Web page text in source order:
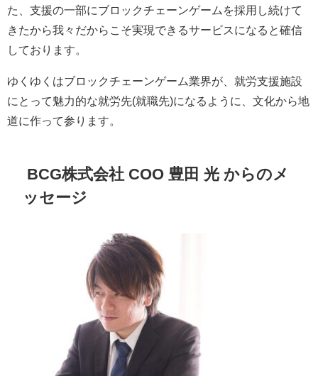
た、支援の一部にブロックチェーンゲームを採用し続けて
きたから我々だからこそ実現できるサービスになると確信
しております。
ゆくゆくはブロックチェーンゲーム業界が、就労支援施設
にとって魅力的な就労先(就職先)になるように、文化から地
道に作って参ります。
BCG株式会社 COO 豊田 光 からのメ
ッセージ